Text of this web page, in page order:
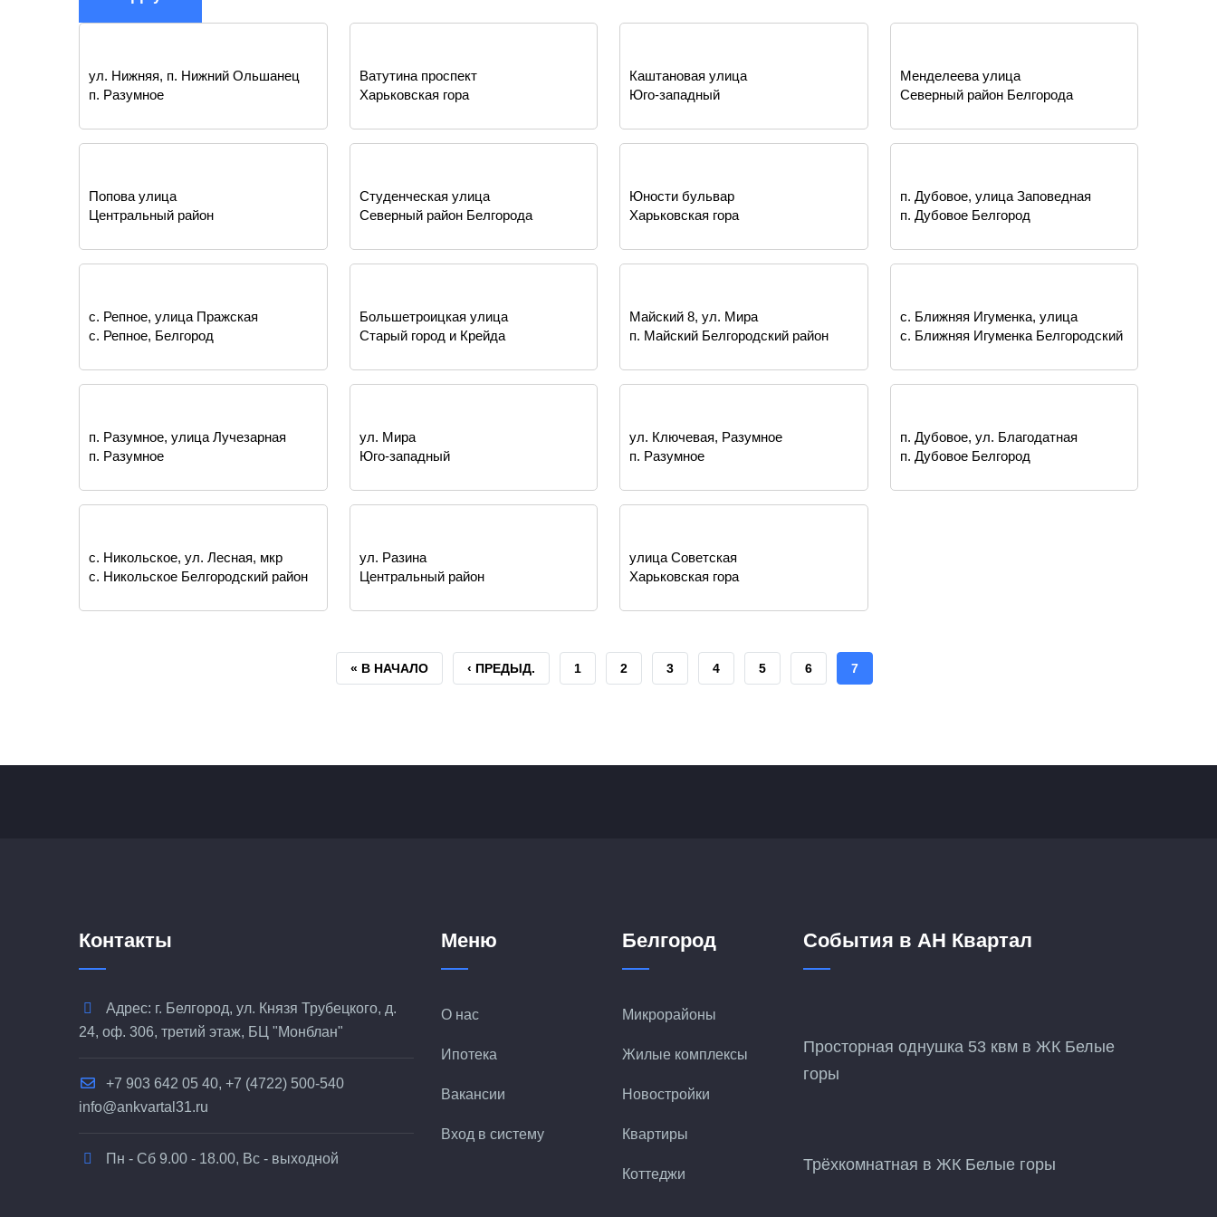
ул. Нижняя, п. Нижний Ольшанец
п. Разумное
Ватутина проспект
Харьковская гора
Каштановая улица
Юго-западный
Менделеева улица
Северный район Белгорода
Попова улица
Центральный район
Студенческая улица
Северный район Белгорода
Юности бульвар
Харьковская гора
п. Дубовое, улица Заповедная
п. Дубовое Белгород
с. Репное, улица Пражская
с. Репное, Белгород
Большетроицкая улица
Старый город и Крейда
Майский 8, ул. Мира
п. Майский Белгородский район
с. Ближняя Игуменка, улица
Шоссейная
с. Ближняя Игуменка Белгородский
п. Разумное, улица Лучезарная
п. Разумное
ул. Мира
Юго-западный
ул. Ключевая, Разумное
п. Разумное
п. Дубовое, ул. Благодатная
п. Дубовое Белгород
с. Никольское, ул. Лесная, мкр
Тавровский
с. Никольское Белгородский район
ул. Разина
Центральный район
улица Советская
Харьковская гора
ПЕРВАЯ
« В НАЧАЛО ПРЕДЫДУЩАЯ
‹ ПРЕДЫД. СТРАНИЦА
1 СТРАНИЦА
2 СТРАНИЦА
3 СТРАНИЦА
4 СТРАНИЦА
5 СТРАНИЦА
6 ТЕКУЩАЯ
7
Контакты
Адрес: г. Белгород, ул. Князя Трубецкого, д.
24, оф. 306, третий этаж, БЦ "Монблан"
+7 903 642 05 40, +7 (4722) 500-540
info@ankvartal31.ru
Пн - Сб 9.00 - 18.00, Вс - выходной
Меню
О нас
Ипотека
Вакансии
Вход в систему
Белгород
Микрорайоны
Жилые комплексы
Новостройки
Квартиры
Коттеджи
События в АН Квартал
Просторная однушка 53 квм в ЖК Белые
горы
Трёхкомнатная в ЖК Белые горы